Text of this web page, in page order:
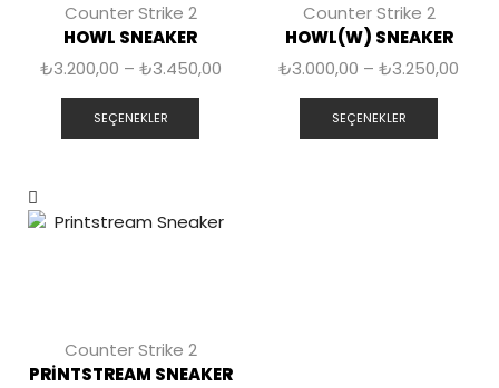
Counter Strike 2
HOWL SNEAKER
₺3.200,00 – ₺3.450,00
SEÇENEKLER
Counter Strike 2
HOWL(W) SNEAKER
₺3.000,00 – ₺3.250,00
SEÇENEKLER
Counter Strike 2
PRINTSTREAM SNEAKER